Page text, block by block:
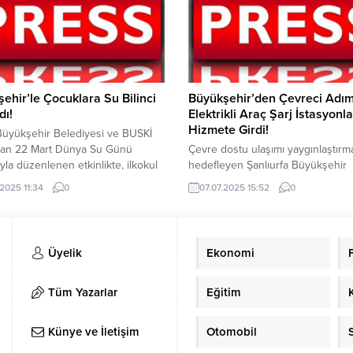
etkilenmedik ama bizi
boyutta, biz de Avrupa
bağlıyız” Haftaya enerji kriziyle
İspanya ve Portekiz genelinde...
sağlık hizmetleriyle entegre bir
çalıştığını...
Çocuklara Su Bilinci
Belediyesi ve BUSKİ
22 Mart Dünya Su Günü
düzenlenen etkinlikte, ilkokul
su bilinci ve su
önemi anlatıldı. Hayat
amacıyla Bursa
Belediyesi ve BUSKİ Genel
tarafından 22 Mart Dünya Su
bir dizi etkinlik
11:34 0
Büyükşehir’den Çevreci
Elektrikli Araç Şarj
Hizmete Girdi!
Çevre dostu ulaşımı
hedefleyen Şanlıurfa Büyükşehir
Belediyesi, kentte 6 farklı noktaya
elektrikli araç şarj istasyonu
çevreye hem de ekonomiye
şarj ederek ilk dolumu
07.07.2025 15:52 0
Üyelik
Tüm Yazarlar
Künye ve İletişim
Ekonomi
Eğitim
Otomobil